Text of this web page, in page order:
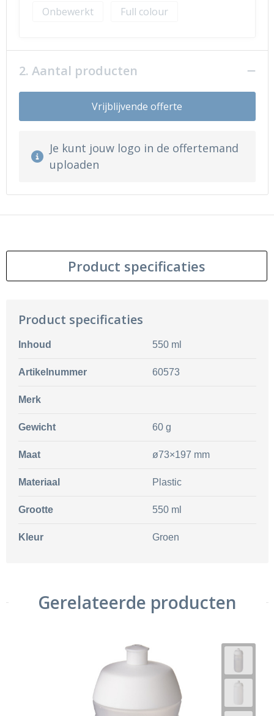
Onbewerkt
Full colour
2. Aantal producten
Vrijblijvende offerte
Je kunt jouw logo in de offertemand
uploaden
Product specificaties
Product specificaties
Inhoud 550 ml
Artikelnummer 60573
Merk
Gewicht 60 g
Maat ø73×197 mm
Materiaal Plastic
Grootte 550 ml
Kleur Groen
Gerelateerde producten